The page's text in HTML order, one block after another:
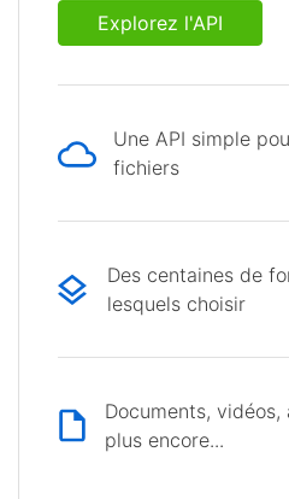
Explorez l'API
Une API simple
fichiers
Des centaines de
lesquels choisir
Documents,
plus encore...